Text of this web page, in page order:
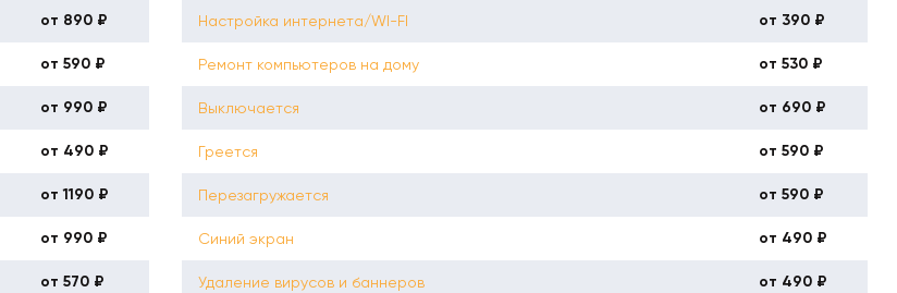
от 890 ₽
от 590 ₽
от 990 ₽
от 490 ₽
от 1190 ₽
от 990 ₽
от 570 ₽
Настройка интернета/WI-FI от 390 ₽
Ремонт компьютеров на дому от 530 ₽
Выключается от 690 ₽
Греется от 590 ₽
Перезагружается от 590 ₽
Синий экран от 490 ₽
Удаление вирусов и баннеров от 490 ₽